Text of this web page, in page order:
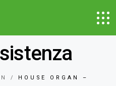
HOUSE ORGAN –